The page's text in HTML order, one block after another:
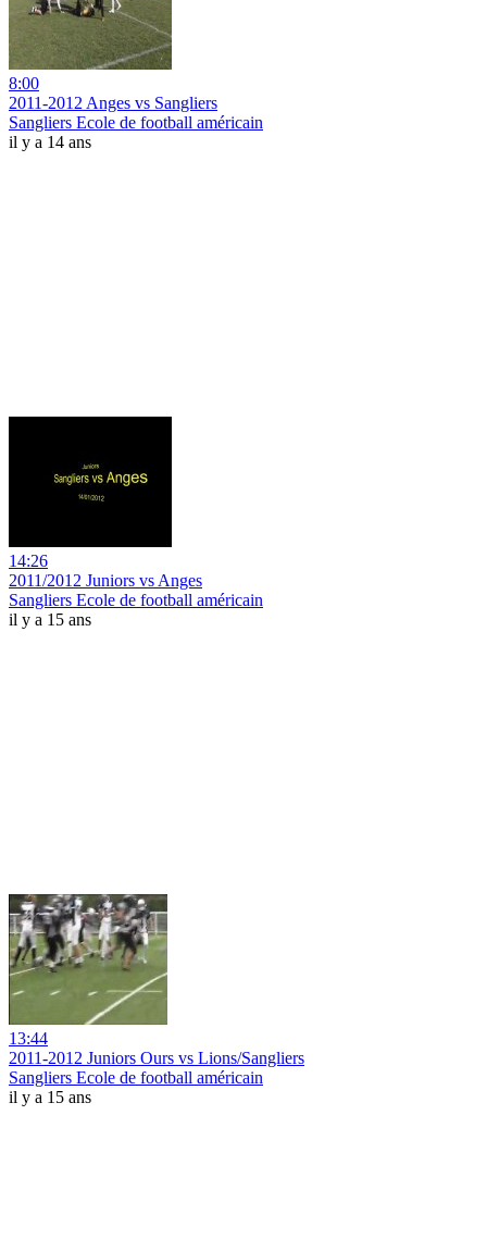
8:00
2011-2012 Anges vs Sangliers
Sangliers Ecole de football américain
il y a 14 ans
14:26
2011/2012 Juniors vs Anges
Sangliers Ecole de football américain
il y a 15 ans
13:44
2011-2012 Juniors Ours vs Lions/Sangliers
Sangliers Ecole de football américain
il y a 15 ans